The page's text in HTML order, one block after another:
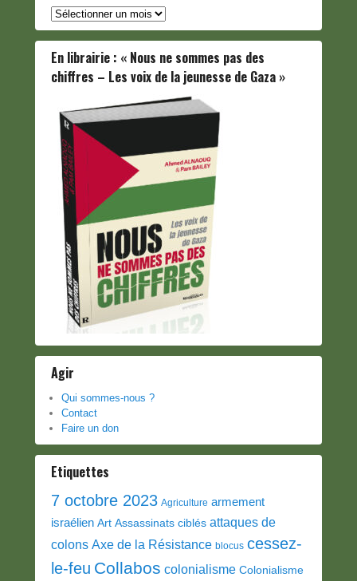
Archives
En librairie : « Nous ne sommes pas des
chiffres – Les voix de la jeunesse de Gaza »
Agir
Qui sommes-nous ?
Contact
Faire un don
Etiquettes
7 octobre 2023 Agriculture armement
israélien Art Assassinats ciblés attaques de
colons Axe de la Résistance blocus cessez-
le-feu Collabos colonialisme Colonialisme